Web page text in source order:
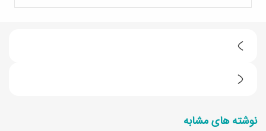
ی
نوشته های مشابه